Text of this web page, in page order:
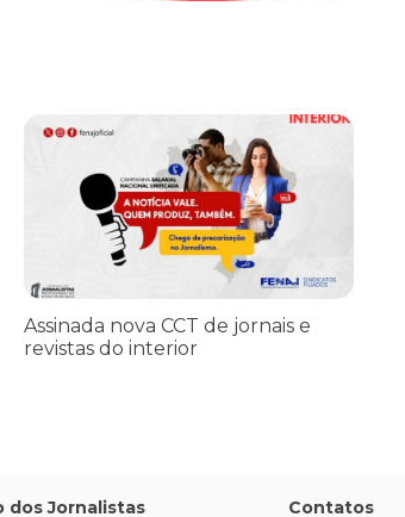
da Paz criado por Trump finge praticar
Assinada nova CCT de jornais e revistas do
Assinada nova CCT de jornais e
revistas do interior
dos Jornalistas Contatos